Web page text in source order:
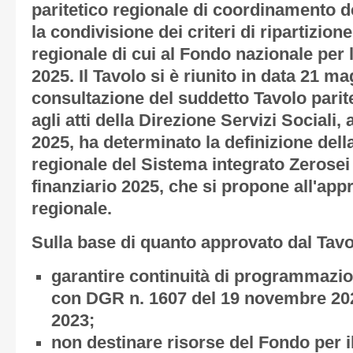
paritetico regionale di coordinamento
la condivisione dei criteri di
regionale di cui al Fondo nazionale
2025. Il Tavolo si è riunito in data 21
consultazione del suddetto Tavolo
agli atti della Direzione Servizi Sociali,
2025, ha determinato la definizione
regionale del Sistema integrato
finanziario 2025, che si propone
regionale.
Sulla base di quanto approvato dal
garantire continuità di
con DGR n. 1607 del 19 novembre
2023;
non destinare risorse del Fondo per